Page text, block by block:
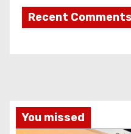
Recent Comments
You missed